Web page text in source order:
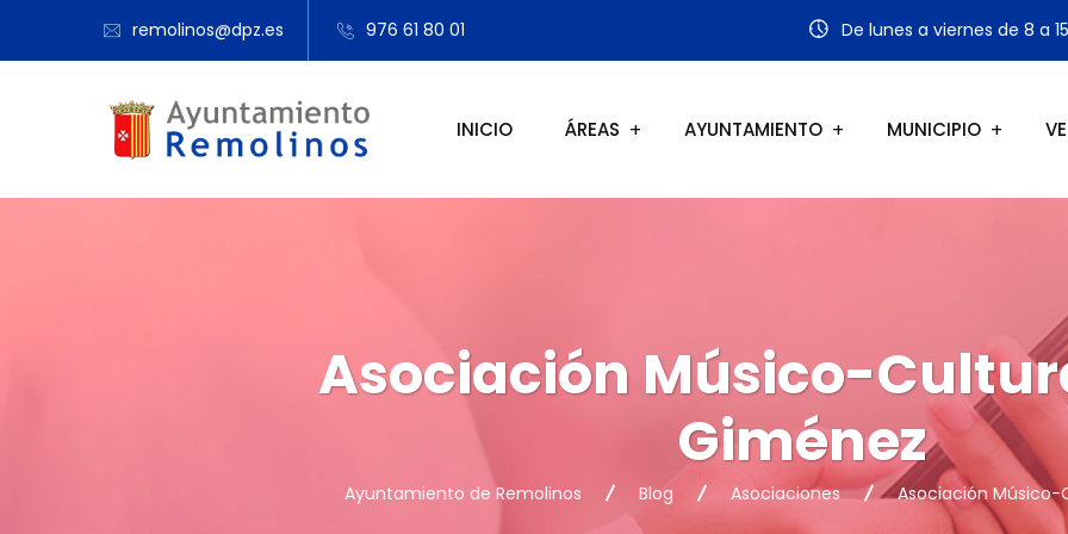
remolinos@dpz.es 976 61 80 01 De lunes a viernes de 8 a
INICIO ÁREAS AYUNTAMIENTO MUNICIPIO
Asociación Músico-
Giménez
Ayuntamiento de Remolinos Blog Asociaciones Asociación Músico-